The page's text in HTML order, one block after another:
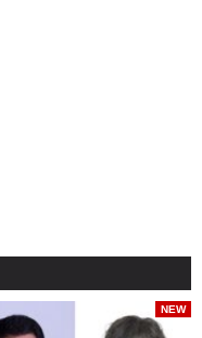
NEW